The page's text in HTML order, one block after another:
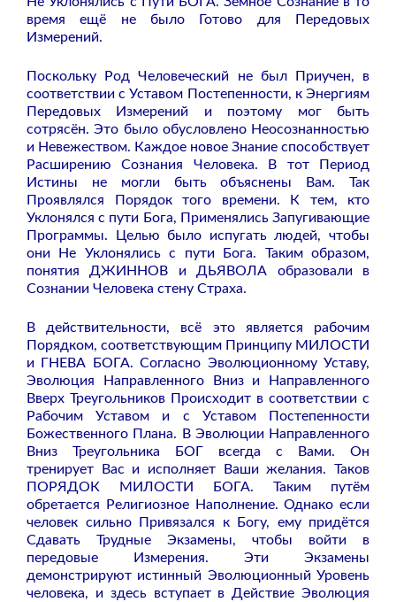
время ещё не было Готово для Передовых
Измерений.
Поскольку Род Человеческий не был Приучен, в
соответствии с Уставом Постепенности, к Энергиям
Передовых Измерений и поэтому мог быть
сотрясён. Это было обусловлено Неосознанностью
и Невежеством. Каждое новое Знание способствует
Расширению Сознания Человека. В тот Период
Истины не могли быть объяснены Вам. Так
Проявлялся Порядок того времени. К тем, кто
Уклонялся с пути Бога, Применялись Запугивающие
Программы. Целью было испугать людей, чтобы
они Не Уклонялись с пути Бога. Таким образом,
понятия ДЖИННОВ и ДЬЯВОЛА образовали в
Сознании Человека стену Страха.
В действительности, всё это является рабочим
Порядком, соответствующим Принципу МИЛОСТИ
и ГНЕВА БОГА. Согласно Эволюционному Уставу,
Эволюция Направленного Вниз и Направленного
Вверх Треугольников Происходит в соответствии с
Рабочим Уставом и с Уставом Постепенности
Божественного Плана. В Эволюции Направленного
Вниз Треугольника БОГ всегда с Вами. Он
тренирует Вас и исполняет Ваши желания. Таков
ПОРЯДОК МИЛОСТИ БОГА. Таким путём
обретается Религиозное Наполнение. Однако если
человек сильно Привязался к Богу, ему придётся
Сдавать Трудные Экзамены, чтобы войти в
передовые Измерения. Эти Экзамены
демонстрируют истинный Эволюционный Уровень
человека, и здесь вступает в Действие Эволюция